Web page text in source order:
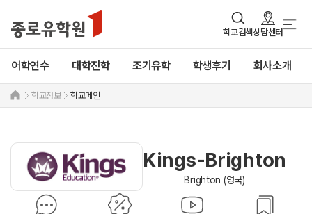
학교검색상담센터
어학연수 대학진학 조기유학 학생후기 회사소개
학교정보 학교메인
Kings-Brighton
Brighton (영국)